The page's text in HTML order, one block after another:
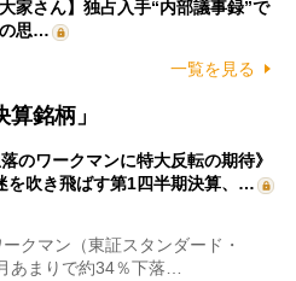
家さん】独占入手“内部議事録”で
の思…
一覧を見る
銘柄」
落のワークマンに特大反転の期待》
を吹き飛ばす第1四半期決算、…
クマン（東証スタンダード・
あまりで約34％下落…